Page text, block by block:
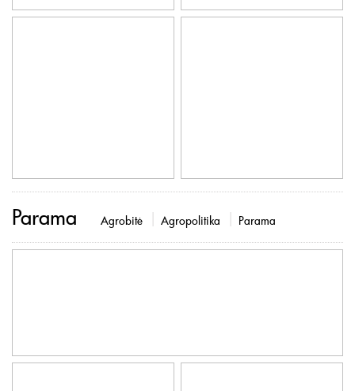
Parama Agrobitė Agropolitika Parama